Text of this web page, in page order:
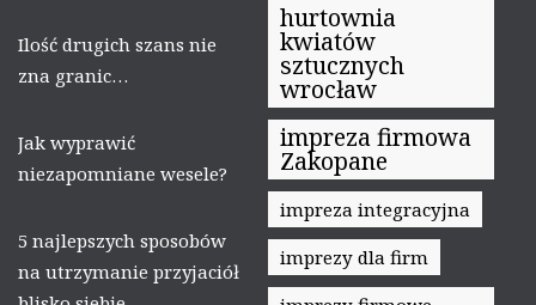
Ilość drugich szans nie
zna granic…
Jak wyprawić
niezapomniane wesele?
5 najlepszych sposobów
na utrzymanie przyjaciół
hurtownia
kwiatów
sztucznych
wrocław
impreza firmowa
Zakopane
impreza integracyjna
imprezy dla firm